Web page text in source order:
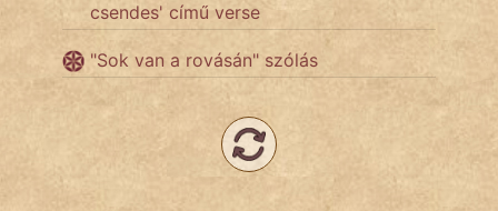
csendes' című verse
"Sok van a rovásán" szólás